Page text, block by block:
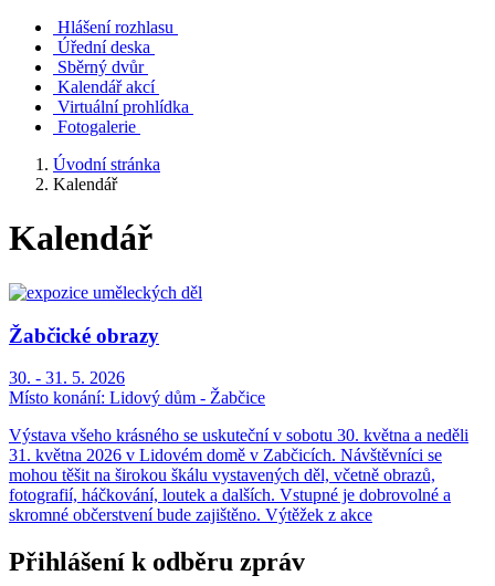
Hlášení rozhlasu
Úřední deska
Sběrný dvůr
Kalendář akcí
Virtuální prohlídka
Fotogalerie
Úvodní stránka
Kalendář
Kalendář
Žabčické obrazy
30. - 31. 5. 2026
Místo konání: Lidový dům - Žabčice
Výstava všeho krásného se uskuteční v sobotu 30. května a neděli
31. května 2026 v Lidovém domě v Zabčicích. Návštěvníci se
mohou těšit na širokou škálu vystavených děl, včetně obrazů,
fotografií, háčkování, loutek a dalších. Vstupné je dobrovolné a
skromné občerstvení bude zajištěno. Výtěžek z akce
Přihlášení k odběru zpráv